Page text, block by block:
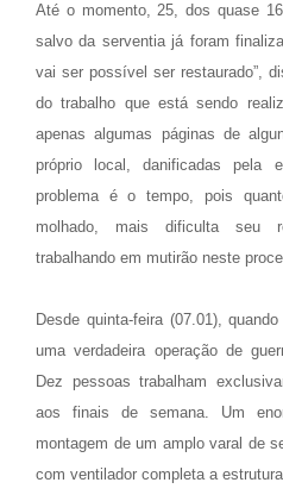
Até o momento, 25, dos quase
salvo da serventia já foram
vai ser possível ser restaurado”,
do trabalho que está sendo
apenas algumas páginas de
próprio local, danificadas pela
problema é o tempo, pois
molhado, mais dificulta seu
trabalhando em mutirão neste
Desde quinta-feira (07.01),
uma verdadeira operação de
Dez pessoas trabalham
aos finais de semana. Um
montagem de um amplo varal de
com ventilador completa a